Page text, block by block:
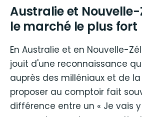
Australie et
le marché le plus fort
En Australie et en Nouvelle-
jouit d'une reconnaissance
auprès des milléniaux et de la
proposer au comptoir fait
différence entre un « Je vais